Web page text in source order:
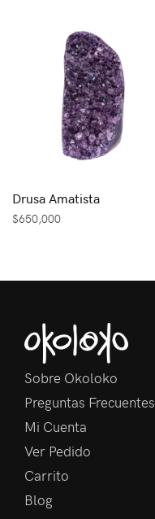
Drusa Amatista
$650,000
Sobre Okoloko
Preguntas Frecuentes
Mi Cuenta
Ver Pedido
Carrito
Blog